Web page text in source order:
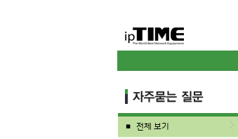
■ 전체 보기